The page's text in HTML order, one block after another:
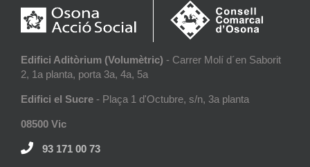
Edifici Aditòrium (Volumètric) - Carrer Molí d´en Saborit
2, 1a planta, porta 3a, 4a, 5a
Edifici el Sucre - Plaça 1 d'Octubre, s/n, 3a planta
08500 Vic
93 171 00 73